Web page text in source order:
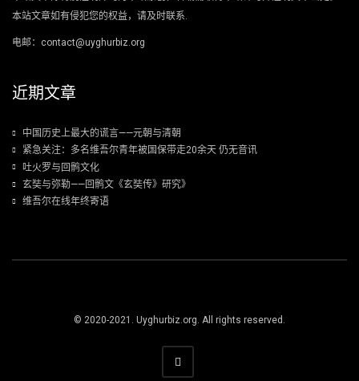
本站文章如有侵犯您的权益，请及时联系.
电邮：contact@uyghurbiz.org
近期文章
中国历史上最大的谎言——元朝与清朝
紧急关注：多名维吾尔青年被国保带走20余天 仍无音讯
吐火罗与回鹘文化
玄奘与弥勒——回鹘文《玄奘传》研究》
维吾尔在线年终寄语
© 2020-2021. Uyghurbiz.org. All rights reserved.